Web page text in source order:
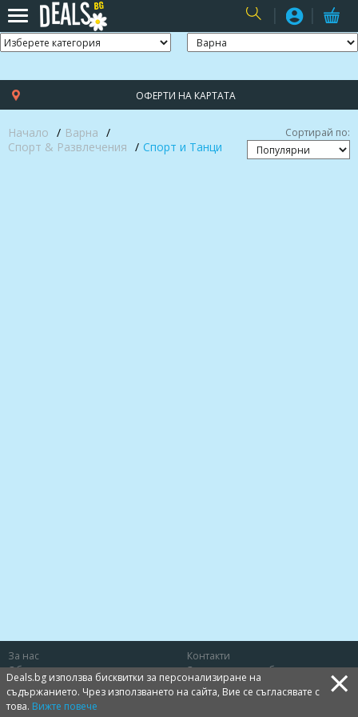
ОФЕРТИ НА КАРТАТА
Начало
Варна
Спорт & Развлечения
Спорт и Танци
Сортирай по:
За нас
Контакти
Общи условия
Защита на потребителя
Политика за лични данни
Бисквитки
Deals.bg използва бисквитки за персонализиране на
съдържанието. Чрез използването на сайта, Вие се съгласявате с
това. Вижте повече ×